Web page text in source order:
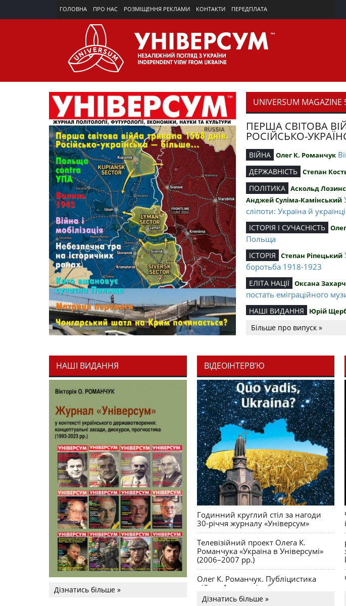
ГОЛОВНА ПРО НАС РОЗМІЩЕННЯ РЕКЛАМИ КОНТАКТИ ПЕРЕДПЛАТА
UNIVERSUM
ПЕРША СВІТОВА
РОСІЙСЬКО-
ВІЙНА Олег К. Романчук
ДЕРЖАВНІСТЬ Степан
ПОЛІТИКА Аскольд
Анджей Суліма-Камінський
сліпоти: Україна й
ІСТОРІЯ І СУЧАСНІСТЬ
Польща
ІСТОРІЯ Степан Ріпецький
боротьба 1918-1923
ЕЛІТА НАЦІЇ Оксана
постать еміграційного
НАШІ ВИДАННЯ Юрій
Романчука
СЛОВО РЕДАКЦІЙНЕ
уособлення української
Більше про випуск »
НАШІ ВИДАННЯ
Дізнатись більше »
ВІДЕОІНТЕРВ’Ю
Годинний круглий стіл за нагоди
30-річчя журналу «Універсум»
Телевізійний проект Олега К.
Романчука «Україна в Універсумі»
(2006–2007 рр.)
Олег К. Романчук. Публіцистика
війни. Акценти і табу
Дізнатись більше »